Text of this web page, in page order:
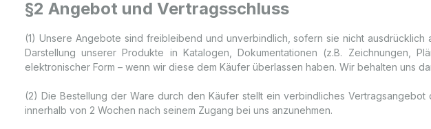
§2 Angebot und Vertragsschluss
(1) Unsere Angebote sind freibleibend und unverbindlich, sofern sie nicht
Darstellung unserer Produkte in Katalogen, Dokumentationen (z.B. Zeichnungen,
elektronischer Form – wenn wir diese dem Käufer überlassen haben. Wir behalten uns
(2) Die Bestellung der Ware durch den Käufer stellt ein verbindliches
innerhalb von 2 Wochen nach seinem Zugang bei uns anzunehmen.